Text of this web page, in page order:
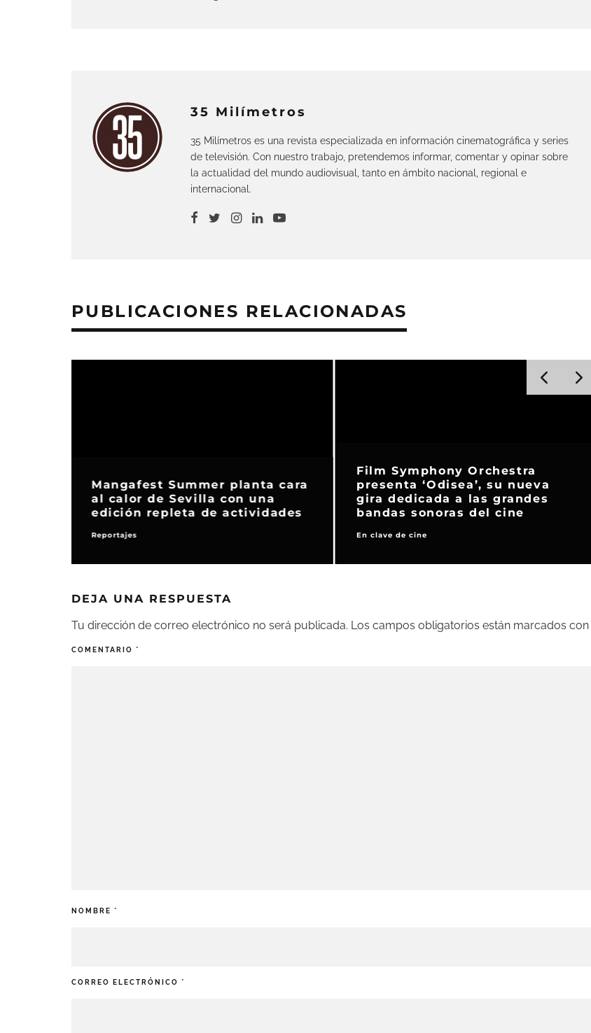
35 Milímetros
35 Milímetros es una revista especializada en información cinematográfica y series
de televisión. Con nuestro trabajo, pretendemos informar, comentar y opinar sobre
la actualidad del mundo audiovisual, tanto en ámbito nacional, regional e
internacional.
PUBLICACIONES RELACIONADAS
coleccionista limitada por el
15º aniversario de ‘Juego de
Tronos’
Home Video
‘Juego de Tronos’ da el salto al
cine con ‘La Conquista de
Aegon’
Noticias Series de TV
DEJA UNA RESPUESTA
Tu dirección de correo electrónico no será publicada. Los campos obligatorios están marcados con
COMENTARIO *
NOMBRE *
CORREO ELECTRÓNICO *